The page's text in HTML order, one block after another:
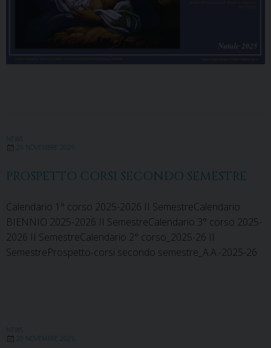
NEWS
29 NOVEMBRE 2025
PROSPETTO CORSI SECONDO SEMESTRE
Calendario 1° corso 2025-2026 II SemestreCalendario
BIENNIO 2025-2026 II SemestreCalendario 3° corso 2025-
2026 II SemestreCalendario 2° corso_2025-26 II
SemestreProspetto-corsi secondo semestre_A.A.-2025-26
NEWS
20 NOVEMBRE 2025